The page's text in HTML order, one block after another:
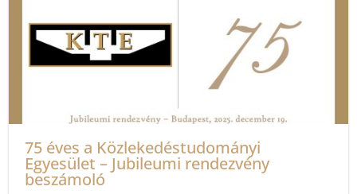
75 éves a Közlekedéstudományi
Egyesület – Jubileumi rendezvény
beszámoló